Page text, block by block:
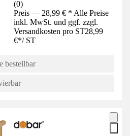
(0)
Preis — 28,99 € * Alle Preise
inkl. MwSt. und ggf. zzgl.
Versandkosten pro ST28,99
€*/ ST
bestellbar